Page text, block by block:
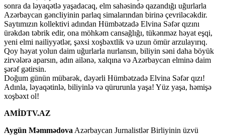
sonra da ləyaqətlə yaşadacaq, elm sahəsində qazandığı uğurlarla
Azərbaycan gəncliyinin parlaq simalarından birinə çevriləcəkdir.
Saytımızın kollektivi adından Hümbətzadə Elvina Səfər qızını
ürəkdən təbrik edir, ona möhkəm cansağlığı, tükənməz həyat eşqi,
yeni elmi nailiyyətlər, şəxsi xoşbəxtlik və uzun ömür arzulayırıq.
Qoy həyat yolun daim uğurlarla nurlansın, biliyin səni daha böyük
zirvələrə aparsın, adın ailənə, xalqına və Azərbaycan elminə daim
şərəf gətirsin.
Doğum günün mübarək, dəyərli Hümbətzadə Elvina Səfər qızı!
Adınla, ləyaqətinlə, biliyinlə və qürurunla yaşa! Yüz yaşa, həmişə
xoşbəxt ol!
AMİDTV.AZ
Aygün Məmmədova Azərbaycan Jurnalistlər Birliyinin üzvü